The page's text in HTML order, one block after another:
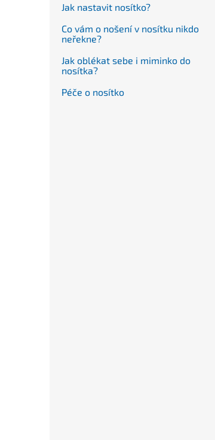
Jak nastavit nosítko?
Co vám o nošení v nosítku nikdo
neřekne?
Jak oblékat sebe i miminko do
nosítka?
Péče o nosítko